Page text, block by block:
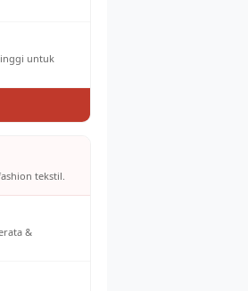
untuk
tekstil.
&